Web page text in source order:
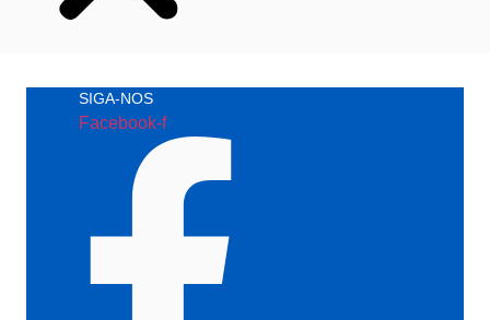
SIGA-NOS
Facebook-f